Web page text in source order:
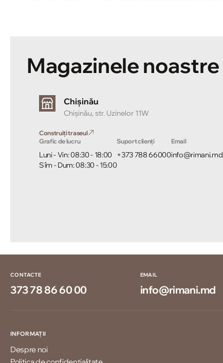
Magazinele noastre
Chișinău
Chișinău, str. Uzinelor 11W
Construiți traseul
Grafic de lucru
Luni - Vin: 08:30 - 18:00
Sîm - Dum: 08:30 - 15:00
Suport clienți
+373 788 66000
Email
info@rimani.md
CONTACTE
373 78 86 60 00
EMAIL
info@rimani.md
INFORMAȚII
Despre noi